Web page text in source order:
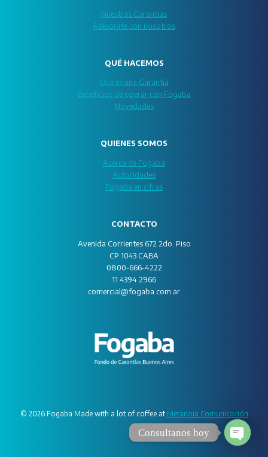
CONTACTO
Avenida Corrientes 672 2do. Piso
CP 1043 CABA
0800-666-4222
11 4394.2966
comercial@fogaba.com.ar
QUIENES SOMOS
Acerca de Fogaba
Autoridades
Fogaba en cifras
QUÉ HACEMOS
Qué es una Garantía
Beneficios de operar con Fogaba
Novedades
Nuestras Garantías
Asesorate con nosotros
© 2026 Fogaba Made with a lot of coffee at Metanoia Comunicación
Consultanos hoy